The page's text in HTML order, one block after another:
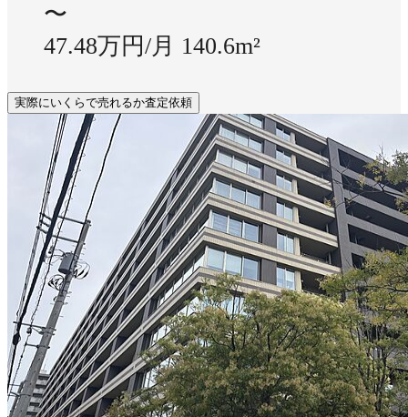
〜
47.48万円/月 140.6m²
実際にいくらで売れるか査定依頼